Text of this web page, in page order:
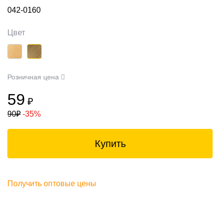
042-0160
Цвет
Розничная цена
59 ₽
90₽ -35%
Купить
Получить оптовые цены